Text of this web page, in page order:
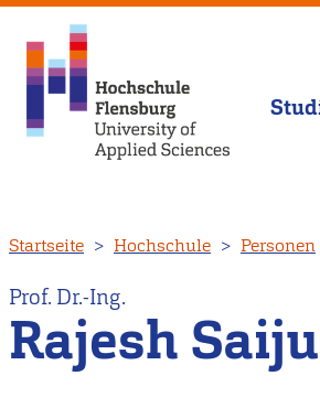
zum
Inhalt
Startseite Hochschule Personen
Prof. Dr.-Ing.
Rajesh Saiju